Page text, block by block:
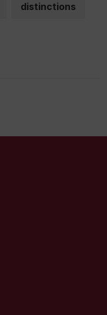
distinctions